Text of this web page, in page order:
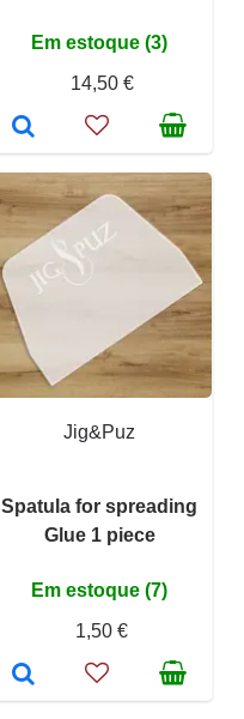
Em estoque (3)
14,50 €
Jig&Puz
Spatula for spreading
Glue 1 piece
Em estoque (7)
1,50 €